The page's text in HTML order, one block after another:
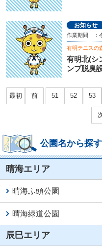
お知らせ
作業期間 ：
有明テニスの
有明北(シ
ンプ脱臭
最初 前 51 52 53
公園名から探す
晴海エリア
晴海ふ頭公園
晴海緑道公園
辰巳エリア